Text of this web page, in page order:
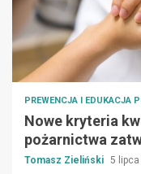
PREWENCJA I EDUKACJA
Nowe kryteria
pożarnictwa
Tomasz Zieliński 5 lipca